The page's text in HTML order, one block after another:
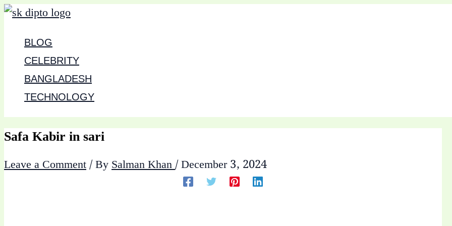
Skip
contentBLOG
CELEBRITY
BANGLADESH
TECHNOLOGY
Safa Kabir in sari
Leave a Comment/ BySalman Khan/December 3, 2024